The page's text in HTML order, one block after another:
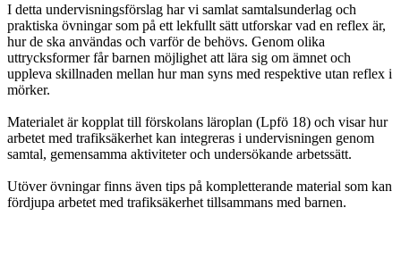
I detta undervisningsförslag har vi samlat samtalsunderlag och
praktiska övningar som på ett lekfullt sätt utforskar vad en reflex är,
hur de ska användas och varför de behövs. Genom olika
uttrycksformer får barnen möjlighet att lära sig om ämnet och
uppleva skillnaden mellan hur man syns med respektive utan reflex i
mörker.
Materialet är kopplat till förskolans läroplan (Lpfö 18) och visar hur
arbetet med trafiksäkerhet kan integreras i undervisningen genom
samtal, gemensamma aktiviteter och undersökande arbetssätt.
Utöver övningar finns även tips på kompletterande material som kan
fördjupa arbetet med trafiksäkerhet tillsammans med barnen.